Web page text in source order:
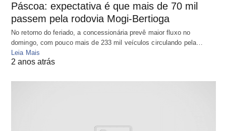
Páscoa: expectativa é que mais de 70 mil
passem pela rodovia Mogi-Bertioga
No retorno do feriado, a concessionária prevê maior fluxo no
domingo, com pouco mais de 233 mil veículos circulando pela…
Leia Mais
2 anos atrás